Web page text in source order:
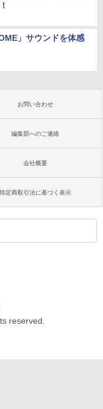
」サウンドを体感
お問い合わせ
編集部へのご連絡
会社概要
特定商取引法に基づく表示
reserved.